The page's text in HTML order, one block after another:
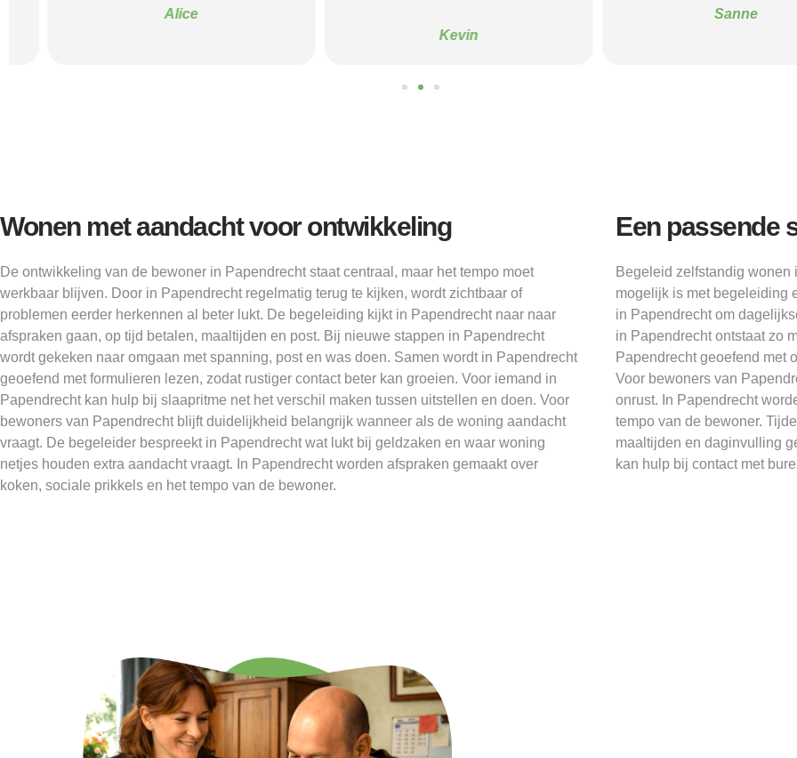
Kevin
Sanne
Wonen met aandacht voor ontwikkeling
De ontwikkeling van de bewoner in Papendrecht staat centraal, maar het tempo moet
werkbaar blijven. Door in Papendrecht regelmatig terug te kijken, wordt zichtbaar of
problemen eerder herkennen al beter lukt. De begeleiding kijkt in Papendrecht naar naar
afspraken gaan, op tijd betalen, maaltijden en post. Bij nieuwe stappen in Papendrecht
wordt gekeken naar omgaan met spanning, post en was doen. Samen wordt in Papendrecht
geoefend met formulieren lezen, zodat rustiger contact beter kan groeien. Voor iemand in
Papendrecht kan hulp bij slaapritme net het verschil maken tussen uitstellen en doen. Voor
bewoners van Papendrecht blijft duidelijkheid belangrijk wanneer als de woning aandacht
vraagt. De begeleider bespreekt in Papendrecht wat lukt bij geldzaken en waar woning
netjes houden extra aandacht vraagt. In Papendrecht worden afspraken gemaakt over
koken, sociale prikkels en het tempo van de bewoner.
Een passende
Begeleid zelfstandig
mogelijk is met begeleiding
in Papendrecht om
in Papendrecht ontstaat zo
Papendrecht geoefend met
Voor bewoners van
onrust. In Papendrecht
tempo van de bewoner.
maaltijden en daginvulling
kan hulp bij contact met